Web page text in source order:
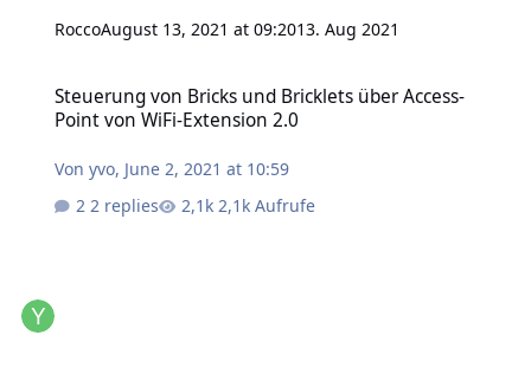
RoccoAugust 13, 2021 at 09:2013. Aug 2021
Steuerung von Bricks und Bricklets über Access-
Point von WiFi-Extension 2.0
Vonyvo, June 2, 2021 at 10:59
2 replies
2,1k Aufrufe